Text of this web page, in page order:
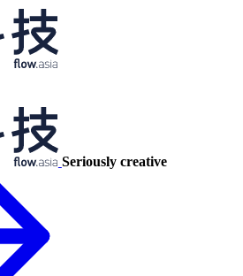
Seriously creative